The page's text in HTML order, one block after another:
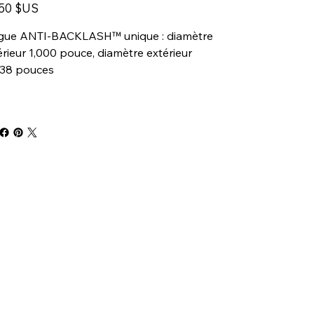
$US
ANTI-BACKLASH™ unique : diamètre
1,000 pouce, diamètre extérieur
pouces